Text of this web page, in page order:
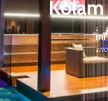
Kolam
27/